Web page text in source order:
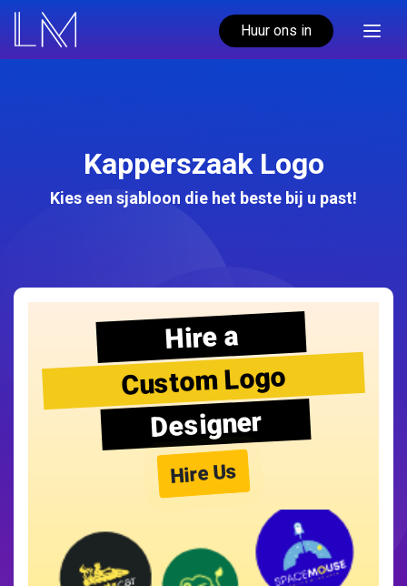
Huur ons in
Kapperszaak Logo
Kies een sjabloon die het beste bij u past!
Hire a
Custom Logo
Designer
Hire Us